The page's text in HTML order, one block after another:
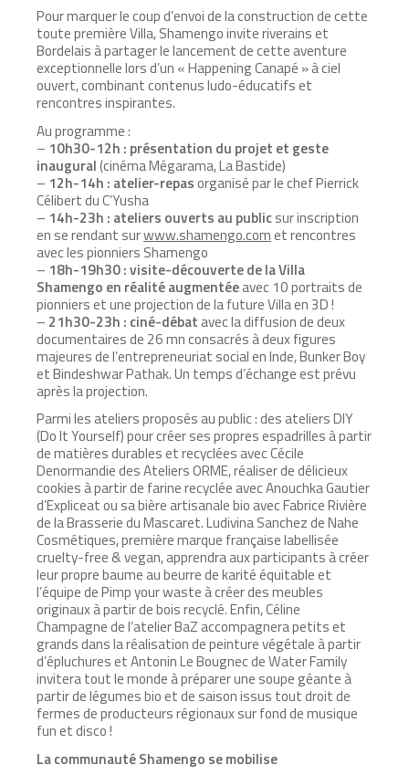
Pour marquer le coup d’envoi de la construction de cette
toute première Villa, Shamengo invite riverains et
Bordelais à partager le lancement de cette aventure
exceptionnelle lors d’un « Happening Canapé » à ciel
ouvert, combinant contenus ludo-éducatifs et
rencontres inspirantes.
Au programme :
– 10h30-12h : présentation du projet et geste
inaugural(cinéma Mégarama, La Bastide)
– 12h-14h : atelier-repasorganisé par le chef Pierrick
Célibert du C’Yusha
– 14h-23h : ateliers ouverts au publicsur inscription
en se rendant surwww.shamengo.comet rencontres
avec les pionniers Shamengo
– 18h-19h30 : visite-découverte de la Villa
Shamengo en réalité augmentéeavec 10 portraits de
pionniers et une projection de la future Villa en 3D !
– 21h30-23h : ciné-débat avec la diffusion de deux
documentaires de 26 mn consacrés à deux figures
majeures de l’entrepreneuriat social en Inde, Bunker Boy
et Bindeshwar Pathak. Un temps d’échange est prévu
après la projection.
Parmi les ateliers proposés au public : des ateliers DIY
(Do It Yourself) pour créer ses propres espadrilles à partir
de matières durables et recyclées avec Cécile
Denormandie des Ateliers ORME, réaliser de délicieux
cookies à partir de farine recyclée avec Anouchka Gautier
d’Expliceat ou sa bière artisanale bio avec Fabrice Rivière
de la Brasserie du Mascaret. Ludivina Sanchez de Nahe
Cosmétiques, première marque française labellisée
cruelty-free & vegan, apprendra aux participants à créer
leur propre baume au beurre de karité équitable et
l’équipe de Pimp your waste à créer des meubles
originaux à partir de bois recyclé. Enfin, Céline
Champagne de l’atelier BaZ accompagnera petits et
grands dans la réalisation de peinture végétale à partir
d’épluchures et Antonin Le Bougnec de Water Family
invitera tout le monde à préparer une soupe géante à
partir de légumes bio et de saison issus tout droit de
fermes de producteurs régionaux sur fond de musique
fun et disco !
La communauté Shamengo se mobilise